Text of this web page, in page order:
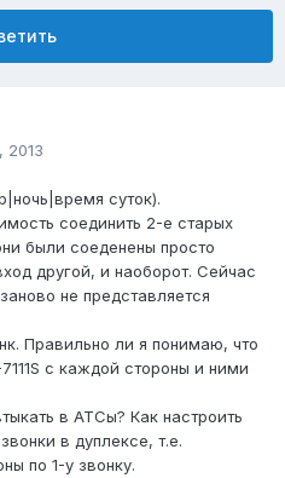
2013
суток).
соединить 2-е старых
были соеденены просто
другой, и наоборот. Сейчас
не представляется
Правильно ли я понимаю, что
с каждой стороны и ними
в АТСы? Как настроить
в дуплексе, т.е.
по 1-у звонку.